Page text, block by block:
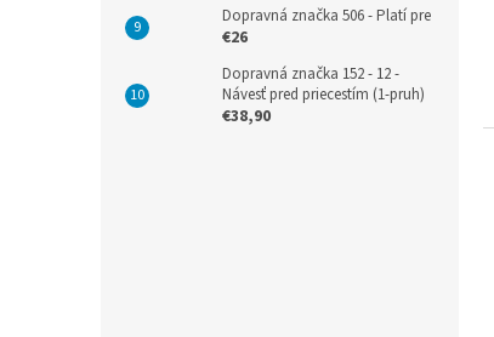
Dopravná značka 506 - Platí pre
€26
Dopravná značka 152 - 12 -
Návesť pred priecestím (1-pruh)
€38,90